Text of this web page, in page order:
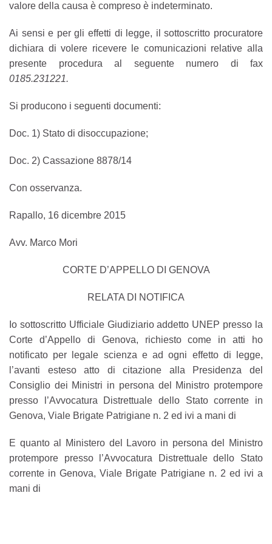
valore della causa è compreso è indeterminato.
Ai sensi e per gli effetti di legge, il sottoscritto procuratore
dichiara di volere ricevere le comunicazioni relative alla
presente procedura al seguente numero di fax
0185.231221.
Si producono i seguenti documenti:
Doc. 1) Stato di disoccupazione;
Doc. 2) Cassazione 8878/14
Con osservanza.
Rapallo, 16 dicembre 2015
Avv. Marco Mori
CORTE D’APPELLO DI GENOVA
RELATA DI NOTIFICA
Io sottoscritto Ufficiale Giudiziario addetto UNEP presso la
Corte d’Appello di Genova, richiesto come in atti ho
notificato per legale scienza e ad ogni effetto di legge,
l’avanti esteso atto di citazione alla Presidenza del
Consiglio dei Ministri in persona del Ministro protempore
presso l’Avvocatura Distrettuale dello Stato corrente in
Genova, Viale Brigate Patrigiane n. 2 ed ivi a mani di
E quanto al Ministero del Lavoro in persona del Ministro
protempore presso l’Avvocatura Distrettuale dello Stato
corrente in Genova, Viale Brigate Patrigiane n. 2 ed ivi a
mani di